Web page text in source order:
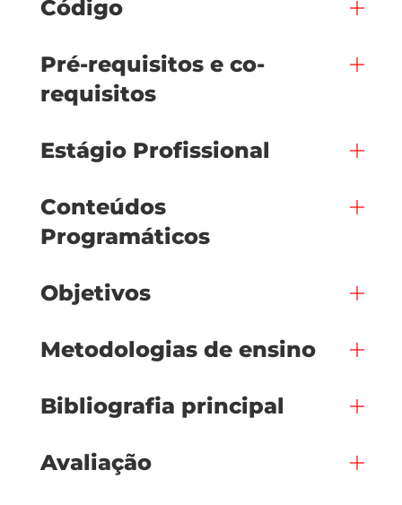
Código
Pré-requisitos e co-
requisitos
Estágio Profissional
Conteúdos
Programáticos
Objetivos
Metodologias de ensino
Bibliografia principal
Avaliação